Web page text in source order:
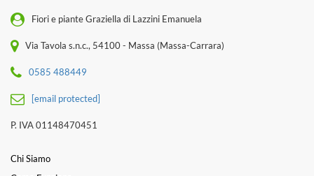
Fiori e piante Graziella di Lazzini Emanuela
Via Tavola s.n.c., 54100 - Massa (Massa-Carrara)
0585 488449
[email protected]
P. IVA 01148470451
Chi Siamo